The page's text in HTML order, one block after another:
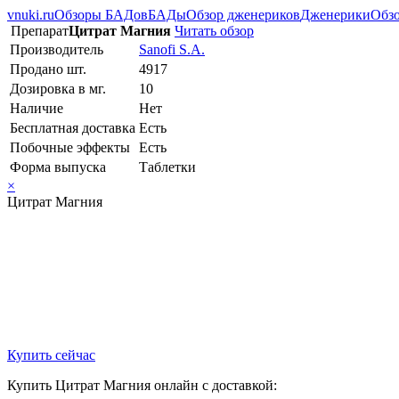
vnuki.ruОбзоры БАДовБАДыОбзор дженериковДженерики
ПрепаратЦитрат Магния Читать обзор
Производитель
Sanofi S.A.
Продано шт.
4917
Дозировка в мг.
10
Наличие
Нет
Бесплатная доставка Есть
Побочные эффекты Есть
Форма выпуска
Таблетки
×
Цитрат Магния
Купить сейчас
Купить Цитрат Магния онлайн с доставкой: